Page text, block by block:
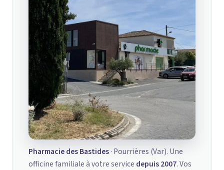
Pharmacie des Bastides· Pourrières (Var). Une
officine familiale à votre service depuis 2007. Vos